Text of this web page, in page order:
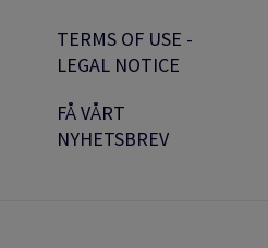
TERMS OF USE -
LEGAL NOTICE
FÅ VÅRT
NYHETSBREV